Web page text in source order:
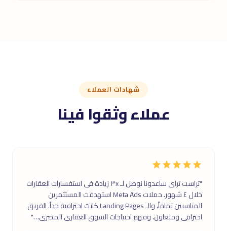
شهادات العملاء
عملاء وثقوا فينا
"تراست تراى ساعدونا نوصل لـ ٣x زيادة فى استفسارات العقارات
خلال ٤ شهور. حملات Meta Ads استهدفت المستثمرين
المناسبين تماماً، والـ Landing Pages كانت احترافية جداً. الفريق
احترافى ومتعاون، وفهم احتياجات السوق العقارى المصرى…"